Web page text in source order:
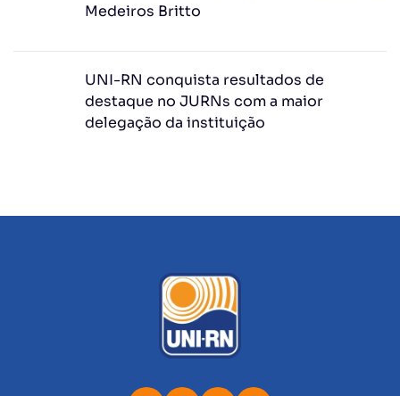
Medeiros Britto
UNI-RN conquista resultados de
destaque no JURNs com a maior
delegação da instituição